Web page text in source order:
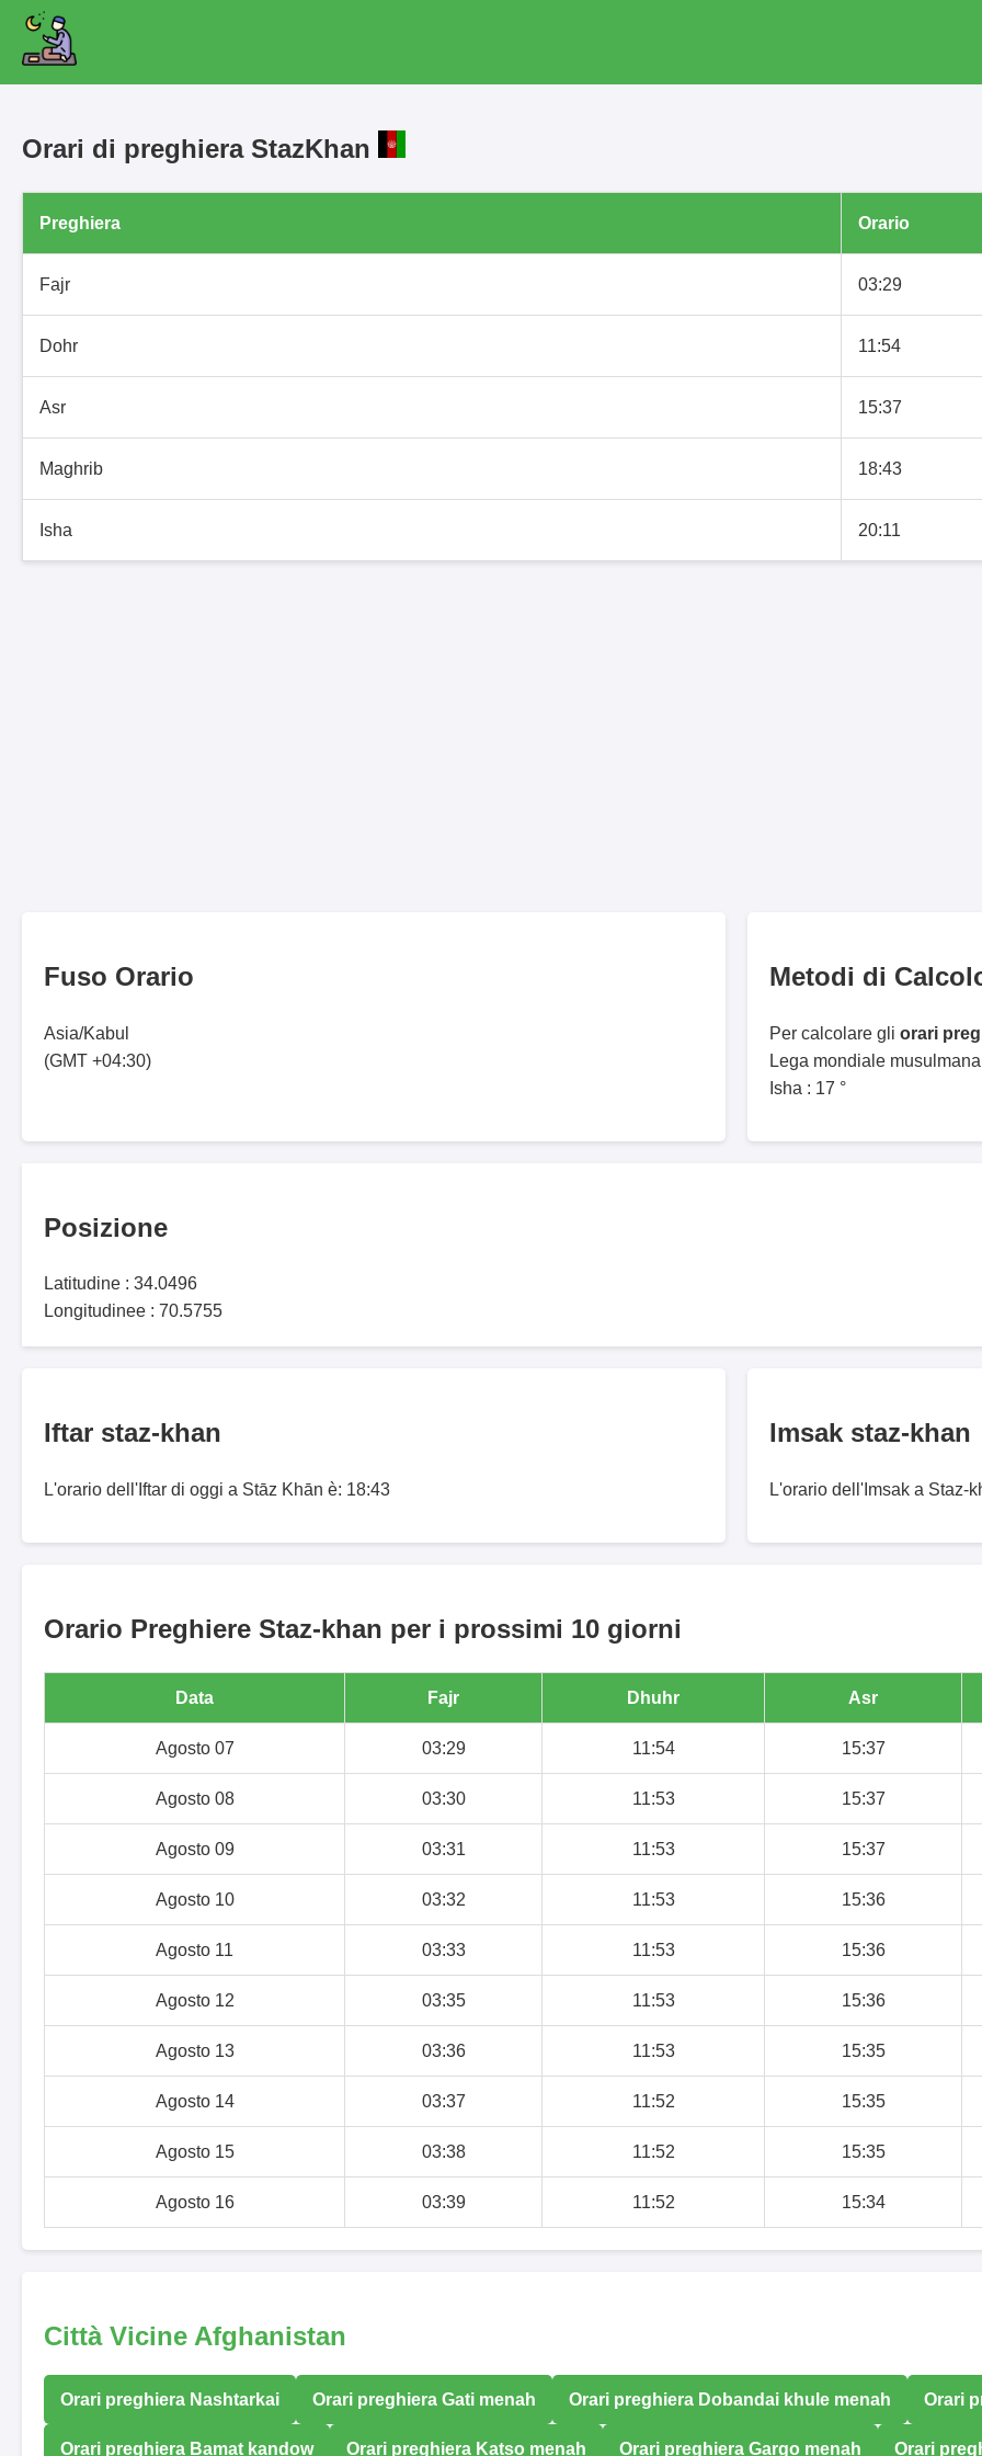
Orari di preghiera StazKhan
Preghiera Orario
Fajr 03:29
Dohr 11:54
Asr 15:37
Maghrib 18:43
Isha 20:11
Fuso Orario
Asia/Kabul
(GMT +04:30)
Metodi di
Per calcolare gli orari
Lega mondiale
Isha : 17 °
Posizione
Latitudine : 34.0496
Longitudinee : 70.5755
Iftar staz-khan
L'orario dell'Iftar di oggi a Stāz Khān è: 18:43
Imsak staz-khan
L'orario dell'Imsak a Staz-
Orario Preghiere Staz-khan per i prossimi 10 giorni
Data Fajr Dhuhr Asr
Agosto 07 03:29 11:54 15:37
Agosto 08 03:30 11:53 15:37
Agosto 09 03:31 11:53 15:37
Agosto 10 03:32 11:53 15:36
Agosto 11 03:33 11:53 15:36
Agosto 12 03:35 11:53 15:36
Agosto 13 03:36 11:53 15:35
Agosto 14 03:37 11:52 15:35
Agosto 15 03:38 11:52 15:35
Agosto 16 03:39 11:52 15:34
Città Vicine Afghanistan
Orari preghiera Nashtarkai Orari preghiera Gati menah Orari preghiera Dobandai khule menah Orari
Orari preghiera Bamat kandow Orari preghiera Katso menah Orari preghiera Gargo menah Orari